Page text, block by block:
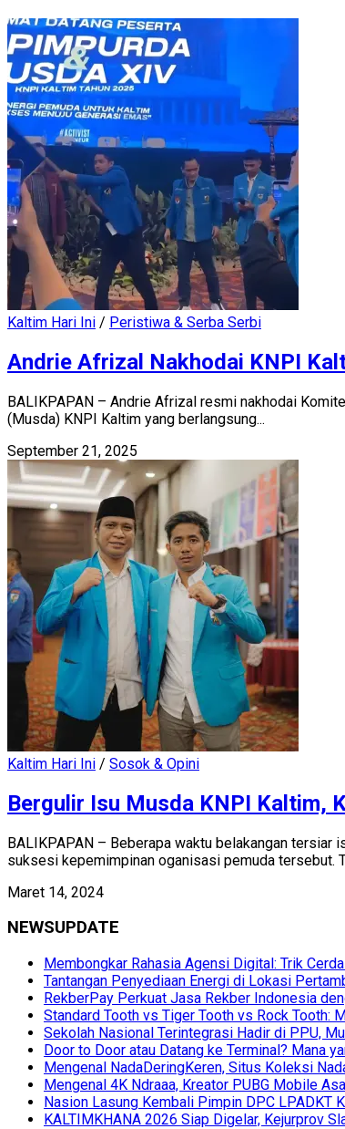
Kaltim Hari Ini / Peristiwa & Serba Serbi
Andrie Afrizal Nakhodai KNPI
BALIKPAPAN – Andrie Afrizal resmi nakhodai
(Musda) KNPI Kaltim yang berlangsung...
September 21, 2025
Kaltim Hari Ini / Sosok & Opini
Bergulir Isu Musda KNPI Kaltim,
BALIKPAPAN – Beberapa waktu belakangan tersiar
suksesi kepemimpinan oganisasi pemuda tersebut.
Maret 14, 2024
NEWSUPDATE
Membongkar Rahasia Agensi Digital: Trik
Tantangan Penyediaan Energi di Lokasi
RekberPay Perkuat Jasa Rekber Indonesia
Standard Tooth vs Tiger Tooth vs Rock Tooth:
Sekolah Nasional Terintegrasi Hadir di PPU,
Door to Door atau Datang ke Terminal? Mana
Mengenal NadaDeringKeren, Situs Koleksi
Mengenal 4K Ndraaa, Kreator PUBG Mobile
Nasion Lasung Kembali Pimpin DPC LPADKT
KALTIMKHANA 2026 Siap Digelar, Kejurprov